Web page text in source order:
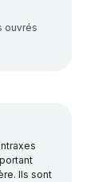
ouvrés
Ils sont